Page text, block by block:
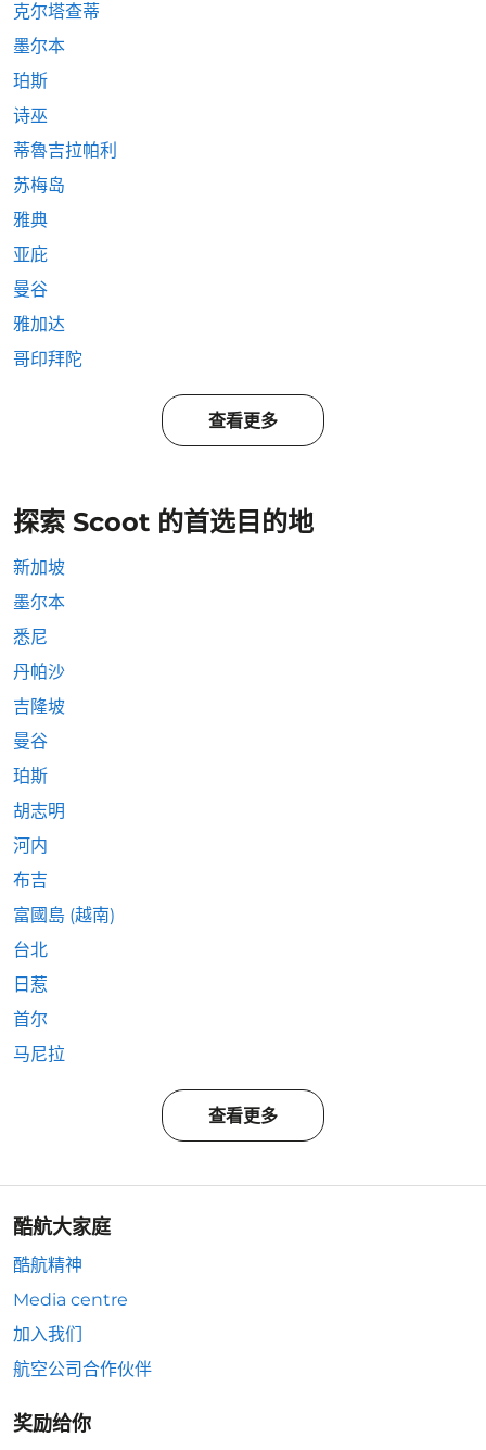
克尔塔查蒂
墨尔本
珀斯
诗巫
蒂魯吉拉帕利
苏梅岛
雅典
亚庇
曼谷
雅加达
哥印拜陀
查看更多
探索 Scoot 的首选目的地
新加坡
墨尔本
悉尼
丹帕沙
吉隆坡
曼谷
珀斯
胡志明
河内
布吉
富國島 (越南)
台北
日惹
首尔
马尼拉
查看更多
酷航大家庭
酷航精神
Media centre
加入我们
航空公司合作伙伴
奖励给你